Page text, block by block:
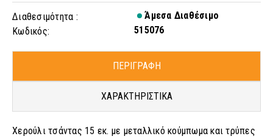
Διαθεσιμότητα :
Άμεσα Διαθέσιμο
Κωδικός:
515076
ΠΕΡΙΓΡΑΦΗ
ΧΑΡΑΚΤΗΡΙΣΤΙΚΑ
Χερούλι τσάντας 15 εκ. με μεταλλικό κούμπωμα και τρύπες